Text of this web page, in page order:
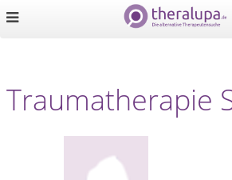
Traumatherapie